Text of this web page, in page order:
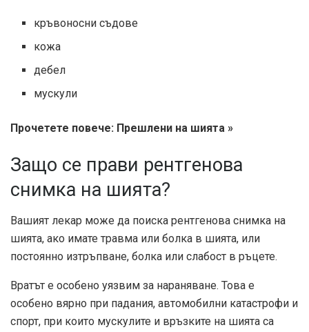
кръвоносни съдове
кожа
дебел
мускули
Прочетете повече: Прешлени на шията »
Защо се прави рентгенова
снимка на шията?
Вашият лекар може да поиска рентгенова снимка на
шията, ако имате травма или болка в шията, или
постоянно изтръпване, болка или слабост в ръцете.
Вратът е особено уязвим за нараняване. Това е
особено вярно при падания, автомобилни катастрофи и
спорт, при които мускулите и връзките на шията са